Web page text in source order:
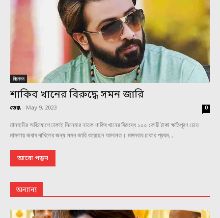
বিনোদন
শাকিব খানের বিরুদ্ধে সমন জারি
ডেস্ক - May 9, 2023 0
মানহানির অভিযোগে ঢাকাই সিনেমার নায়ক শাকিব খানের বিরুদ্ধে ১০০ কোটি টাকা ক্ষতিপূরণ চেয়ে
মামলায় জবাব দাখিলের জন্য সমন জারি করেছেন আদালত। মঙ্গলবার ঢাকার প্রথম...
আরো পড়ুন
অন্যান্য